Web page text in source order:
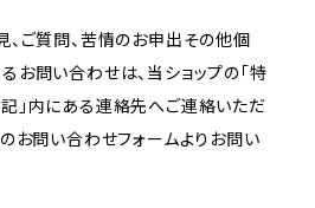
、ご質問、苦情のお申出その他個
お問い合わせは、当ショップの「特
」内にある連絡先へご連絡いただ
お問い合わせフォームよりお問い